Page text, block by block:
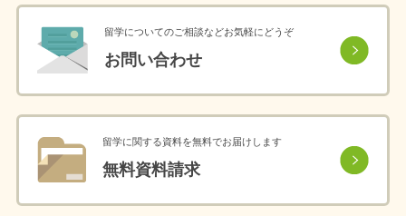
留学についてのご相談などお気軽にどうぞ
お問い合わせ
留学に関する資料を無料でお届けします
無料資料請求